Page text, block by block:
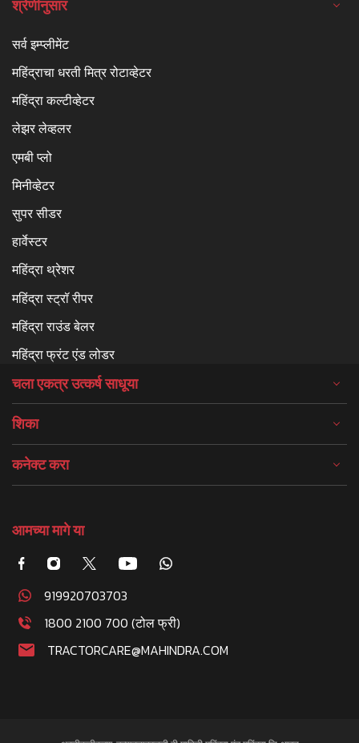
श्रेणीनुसार
सर्व इम्प्लीमेंट
महिंद्राचा धरती मित्र रोटाव्हेटर
महिंद्रा कल्टीव्हेटर
लेझर लेव्हलर
एमबी प्लो
मिनीव्हेटर
सुपर सीडर
हार्वेस्टर
महिंद्रा थ्रेशर
महिंद्रा स्ट्रॉ रीपर
महिंद्रा राउंड बेलर
महिंद्रा फ्रंट एंड लोडर
चला एकत्र उत्कर्ष साधूया
शिका
कनेक्ट करा
आमच्या मागे या
919920703703
1800 2100 700 (टोल फ्री)
TRACTORCARE@MAHINDRA.COM